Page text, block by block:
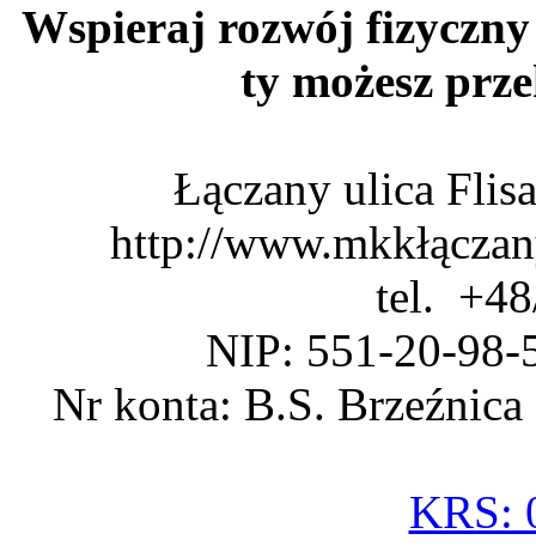
Wspieraj rozwój fizyczny
ty możesz
Łączany ulica
http://
tel.
NIP: 551-20-98-
Nr konta: B.S.
KRS: